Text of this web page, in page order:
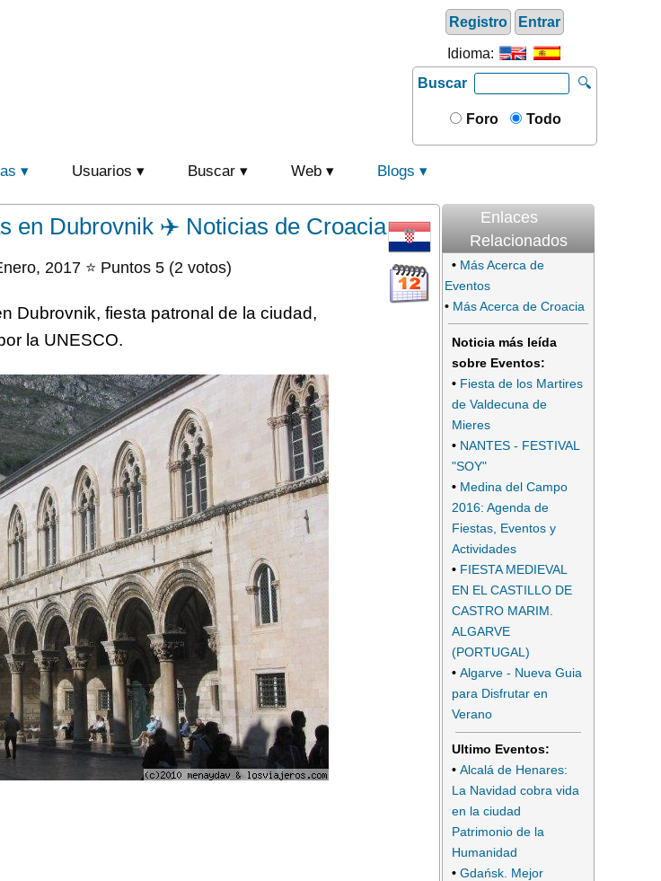
Registro Entrar
Idioma:
Buscar
🔍
Foro Todo
Usuarios Buscar Web Blogs
en Dubrovnik ✈️ Noticias de Croacia
2017 ⭐ Puntos 5 (2 votos)
Dubrovnik, fiesta patronal de la ciudad,
la UNESCO.
Enlaces
Relacionados
• Más Acerca de
Eventos
• Más Acerca de Croacia
Noticia más leída
sobre Eventos:
• Fiesta de los Martires
de Valdecuna de
Mieres
• NANTES - FESTIVAL
"SOY"
• Medina del Campo
2016: Agenda de
Fiestas, Eventos y
Actividades
• FIESTA MEDIEVAL
EN EL CASTILLO DE
CASTRO MARIM.
ALGARVE
(PORTUGAL)
• Algarve - Nueva Guia
para Disfrutar en
Verano
Ultimo Eventos:
• Alcalá de Henares:
La Navidad cobra vida
en la ciudad
Patrimonio de la
Humanidad
• Gdańsk. Mejor